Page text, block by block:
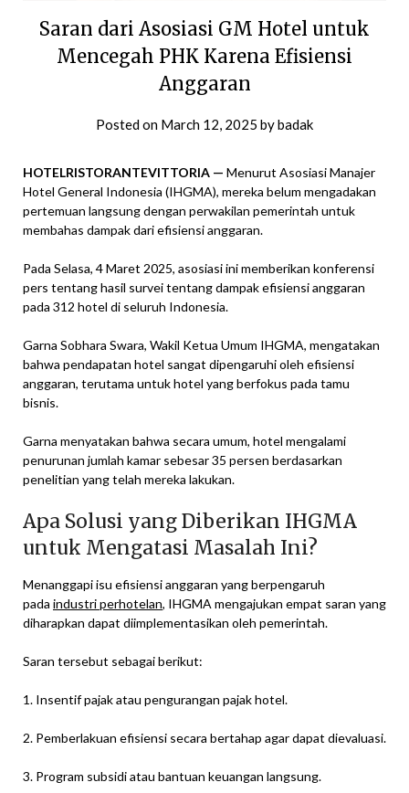
Saran dari Asosiasi GM Hotel untuk
Mencegah PHK Karena Efisiensi
Anggaran
Posted on March 12, 2025 bybadak
HOTELRISTORANTEVITTORIA — Menurut Asosiasi Manajer
Hotel General Indonesia (IHGMA), mereka belum mengadakan
pertemuan langsung dengan perwakilan pemerintah untuk
membahas dampak dari efisiensi anggaran.
Pada Selasa, 4 Maret 2025, asosiasi ini memberikan konferensi
pers tentang hasil survei tentang dampak efisiensi anggaran
pada 312 hotel di seluruh Indonesia.
Garna Sobhara Swara, Wakil Ketua Umum IHGMA, mengatakan
bahwa pendapatan hotel sangat dipengaruhi oleh efisiensi
anggaran, terutama untuk hotel yang berfokus pada tamu
bisnis.
Garna menyatakan bahwa secara umum, hotel mengalami
penurunan jumlah kamar sebesar 35 persen berdasarkan
penelitian yang telah mereka lakukan.
Apa Solusi yang Diberikan IHGMA
untuk Mengatasi Masalah Ini?
Menanggapi isu efisiensi anggaran yang berpengaruh
pada industri perhotelan, IHGMA mengajukan empat saran yang
diharapkan dapat diimplementasikan oleh pemerintah.
Saran tersebut sebagai berikut:
1. Insentif pajak atau pengurangan pajak hotel.
2. Pemberlakuan efisiensi secara bertahap agar dapat dievaluasi.
3. Program subsidi atau bantuan keuangan langsung.